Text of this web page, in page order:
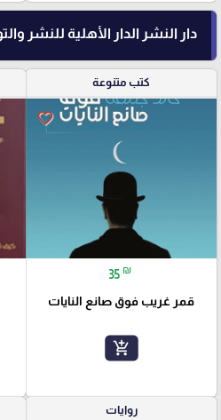
دار النشر الدار الأهلية للنشر
كتب متنوعة
favorite_border
35 ₪
قمر غريب فوق صانع النايات
add_shopping_cart
روايات